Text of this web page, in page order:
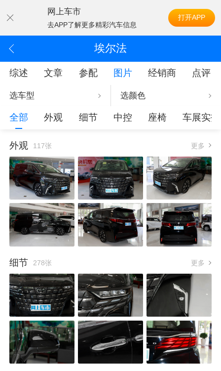
网上车市
去APP了解更多精彩汽车信息
打开APP
埃尔法
综述 文章 参配 图片 经销商 点评
选车型 选颜色
全部 外观 细节 中控 座椅 车展实拍
外观 117张 更多
细节 278张 更多